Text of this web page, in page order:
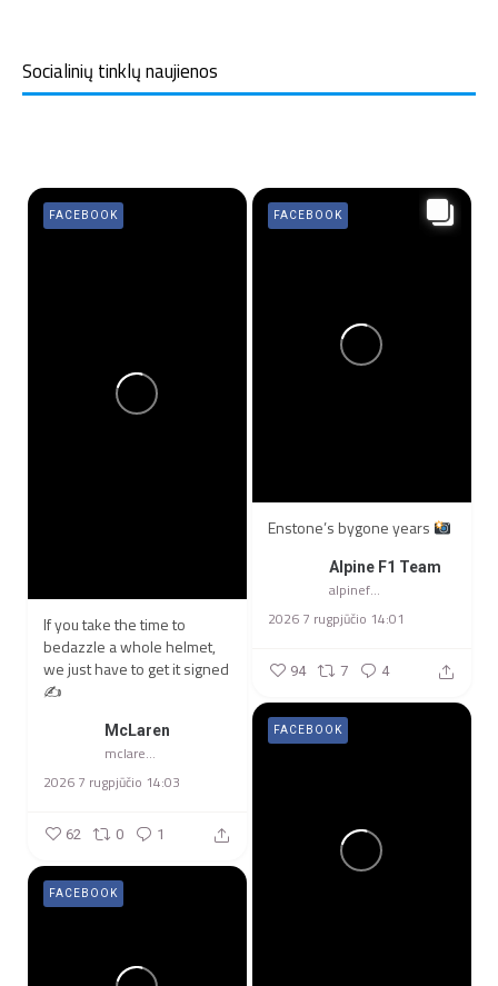
Socialinių tinklų naujienos
If you take the time to
bedazzle a whole helmet,
we just have to get it signed
✍️
McLaren
mclarenracing
2026 7 rugpjūčio 14:03
FACEBOOK
62 0 1
Enstone’s bygone years
Alpine F1 Team
alpinef1team
2026 7 rugpjūčio 14:01
FACEBOOK
94 7 4
FACEBOOK
FACEBOOK